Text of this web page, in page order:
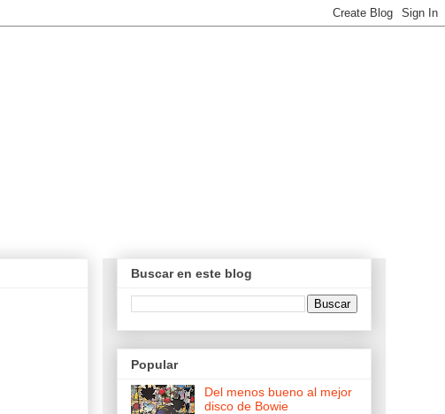
Buscar en este blog
Popular
Del menos bueno al mejor
disco de Bowie